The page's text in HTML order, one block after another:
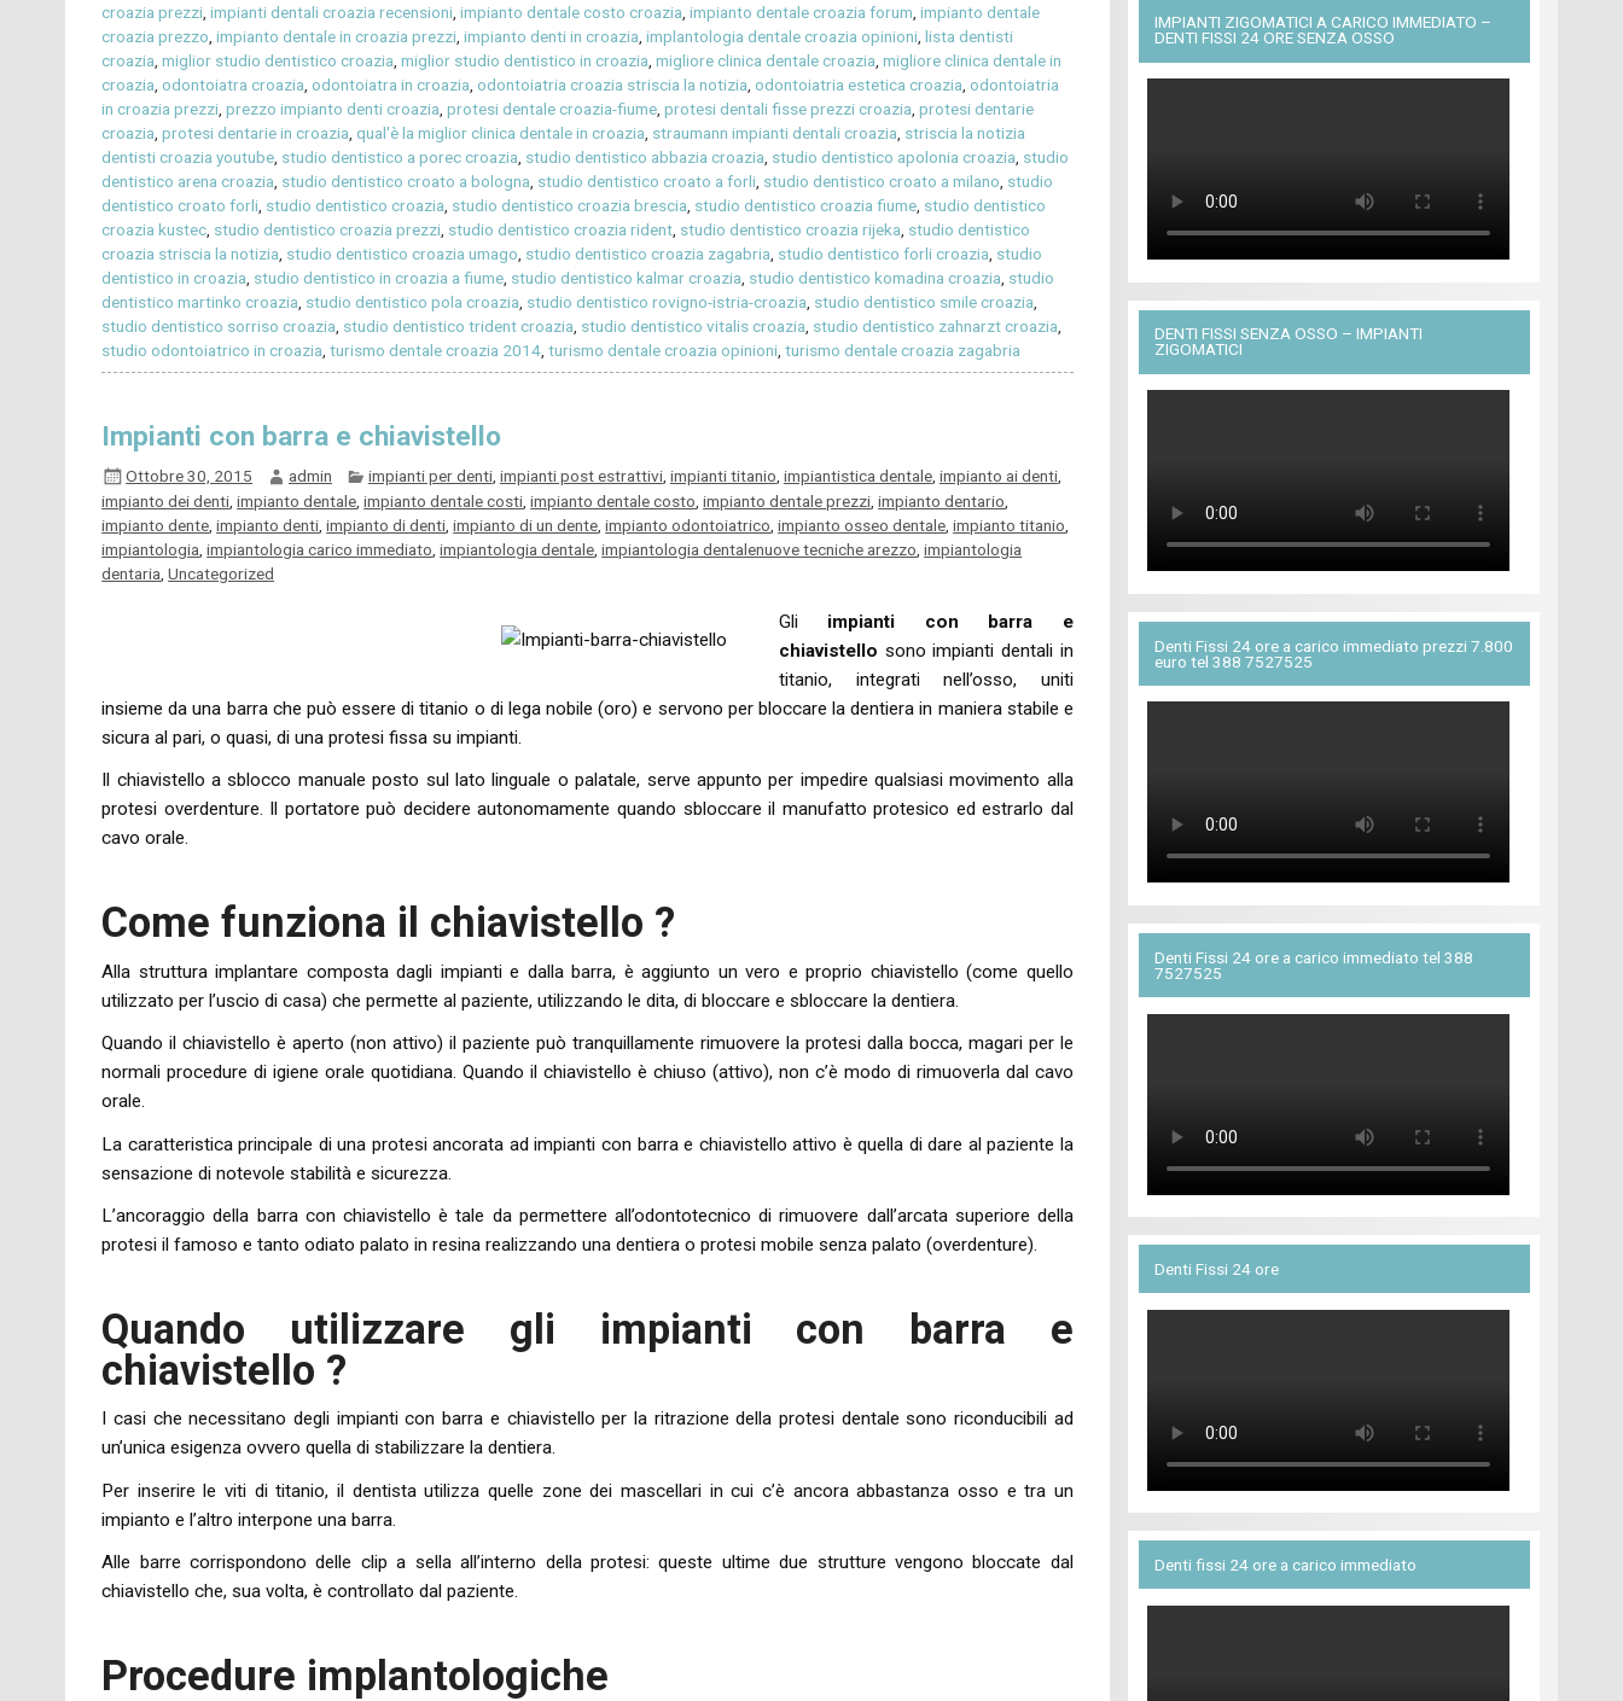
croazia prezzi,impianti dentali croazia recensioni,impianto dentale costo croazia,impianto dentale croazia forum,impianto dentale
croazia prezzo,impianto dentale in croazia prezzi,impianto denti in croazia,implantologia dentale croazia opinioni,lista dentisti
croazia,miglior studio dentistico croazia,miglior studio dentistico in croazia,migliore clinica dentale croazia,migliore clinica dentale in
croazia,odontoiatra croazia,odontoiatra in croazia,odontoiatria croazia striscia la notizia,odontoiatria estetica croazia,odontoiatria
in croazia prezzi,prezzo impianto denti croazia,protesi dentale croazia-fiume,protesi dentali fisse prezzi croazia,protesi dentarie
croazia,protesi dentarie in croazia,qual'è la miglior clinica dentale in croazia, straumann impianti dentali croazia, striscia la notizia
dentisti croazia youtube, studio dentistico a porec croazia, studio dentistico abbazia croazia, studio dentistico apolonia croazia, studio
dentistico arena croazia, studio dentistico croato a bologna, studio dentistico croato a forli, studio dentistico croato a milano, studio
dentistico croato forli, studio dentistico croazia, studio dentistico croazia brescia, studio dentistico croazia fiume, studio dentistico
croazia kustec, studio dentistico croazia prezzi, studio dentistico croazia rident, studio dentistico croazia rijeka, studio dentistico
croazia striscia la notizia, studio dentistico croazia umago, studio dentistico croazia zagabria, studio dentistico forli croazia, studio
dentistico in croazia, studio dentistico in croazia a fiume, studio dentistico kalmar croazia, studio dentistico komadina croazia, studio
dentistico martinko croazia, studio dentistico pola croazia, studio dentistico rovigno-istria-croazia, studio dentistico smile croazia,
studio dentistico sorriso croazia, studio dentistico trident croazia, studio dentistico vitalis croazia, studio dentistico zahnarzt croazia,
studio odontoiatrico in croazia,turismo dentale croazia 2014,turismo dentale croazia opinioni,turismo dentale croazia zagabria
Impianti con barra e chiavistello
Ottobre 30, 2015 admin impianti per denti, impianti post estrattivi, impianti titanio impiantistica dentale, impianto ai denti,
impianto dei denti,impianto dentale,impianto dentale costi,impianto dentale costo,impianto dentale prezzi,impianto dentario,
impianto dente,impianto denti,impianto di denti,impianto di un dente,impianto odontoiatrico,impianto osseo dentale,impianto titanio,
impiantologia,impiantologia carico immediato,impiantologia dentale,impiantologia dentalenuove tecniche arezzo,impiantologia
dentaria,Uncategorized
Gli impianti con barra e
chiavistello sono impianti dentali in
titanio, integrati nell’osso, uniti
insieme da una barra che può essere di titanio o di lega nobile (oro) e servono per bloccare la dentiera in maniera stabile e
sicura al pari, o quasi, di una protesi fissa su impianti.
Il chiavistello a sblocco manuale posto sul lato linguale o palatale, serve appunto per impedire qualsiasi movimento alla
protesi overdenture. Il portatore può decidere autonomamente quando sbloccare il manufatto protesico ed estrarlo dal
cavo orale.
Come funziona il chiavistello ?
Alla struttura implantare composta dagli impianti e dalla barra, è aggiunto un vero e proprio chiavistello (come quello
utilizzato per l’uscio di casa) che permette al paziente, utilizzando le dita, di bloccare e sbloccare la dentiera.
Quando il chiavistello è aperto (non attivo) il paziente può tranquillamente rimuovere la protesi dalla bocca, magari per le
normali procedure di igiene orale quotidiana. Quando il chiavistello è chiuso (attivo), non c’è modo di rimuoverla dal cavo
orale.
La caratteristica principale di una protesi ancorata ad impianti con barra e chiavistello attivo è quella di dare al paziente la
sensazione di notevole stabilità e sicurezza.
L’ancoraggio della barra con chiavistello è tale da permettere all’odontotecnico di rimuovere dall’arcata superiore della
protesi il famoso e tanto odiato palato in resina realizzando una dentiera o protesi mobile senza palato (overdenture).
Quando utilizzare gli impianti con barra e
chiavistello ?
I casi che necessitano degli impianti con barra e chiavistello per la ritrazione della protesi dentale sono riconducibili ad
un’unica esigenza ovvero quella di stabilizzare la dentiera.
Per inserire le viti di titanio, il dentista utilizza quelle zone dei mascellari in cui c’è ancora abbastanza osso e tra un
impianto e l’altro interpone una barra.
Alle barre corrispondono delle clip a sella all’interno della protesi: queste ultime due strutture vengono bloccate dal
chiavistello che, sua volta, è controllato dal paziente.
Procedure implantologiche
IMPIANTI ZIGOMATICI A CARICO IMMEDIATO –
DENTI FISSI 24 ORE SENZA OSSO
DENTI FISSI SENZA OSSO – IMPIANTI
ZIGOMATICI
Denti Fissi 24 ore a carico immediato prezzi 7.800
euro tel 388 7527525
Denti Fissi 24 ore a carico immediato tel 388
7527525
Denti Fissi 24 ore
Denti fissi 24 ore a carico immediato